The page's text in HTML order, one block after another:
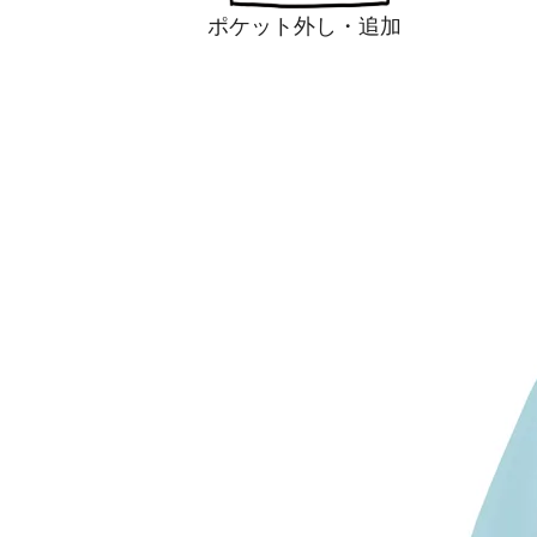
ポケット外し・追加